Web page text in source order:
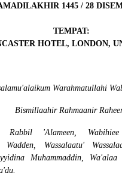
1445 / 28
TEMPAT:
HOTEL, LONDON,
Warahmatullahi
Bismillaahir Rahmaanir
Rabbil 'Alameen,
Wadden, Wassalaatu'
Muhammaddin, Wa'alaa